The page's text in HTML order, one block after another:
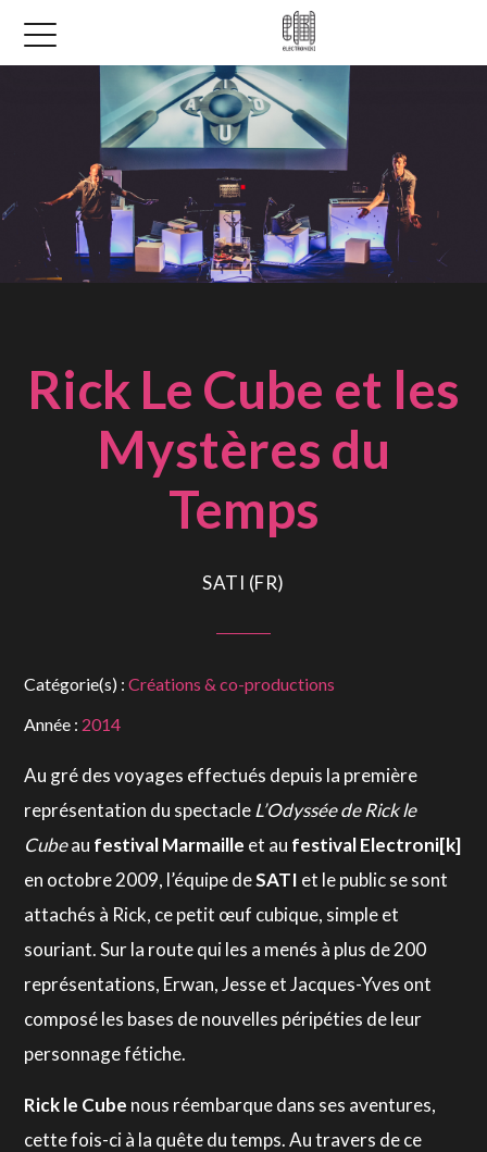
Rick Le Cube et les
Mystères du
Temps
SATI (FR)
Catégorie(s) :Créations & co-productions
Année : 2014
Au gré des voyages effectués depuis la première
représentation du spectacleL’Odyssée de Rick le
Cubeau festivalMarmaille et au festival Electroni[k]
en octobre 2009, l’équipe deSATI et le public se sont
attachés à Rick, ce petit œuf cubique, simple et
souriant. Sur la route qui les a menés à plus de 200
représentations, Erwan, Jesse et Jacques-Yves ont
composé les bases de nouvelles péripéties de leur
personnage fétiche.
Rick le Cube nous réembarque dans ses aventures,
cette fois-ci à la quête du temps. Au travers de ce